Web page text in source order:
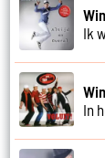
Ik
In